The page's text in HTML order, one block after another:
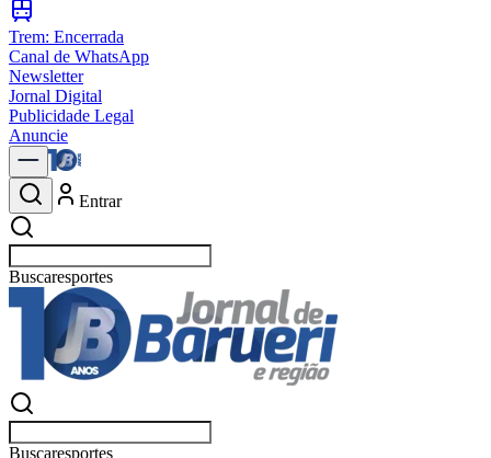
Trem: Encerrada
Canal de WhatsApp
Newsletter
Jornal Digital
Publicidade Legal
Anuncie
Entrar
Buscaresportes
Buscaresportes